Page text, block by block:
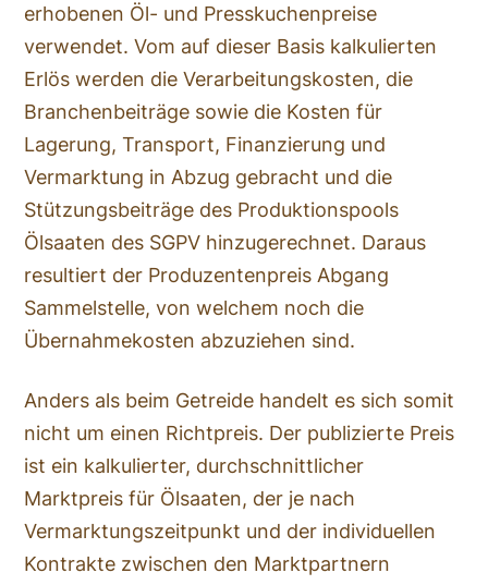
erhobenen Öl- und Presskuchenpreise
verwendet. Vom auf dieser Basis kalkulierten
Erlös werden die Verarbeitungskosten, die
Branchenbeiträge sowie die Kosten für
Lagerung, Transport, Finanzierung und
Vermarktung in Abzug gebracht und die
Stützungsbeiträge des Produktionspools
Ölsaaten des SGPV hinzugerechnet. Daraus
resultiert der Produzentenpreis Abgang
Sammelstelle, von welchem noch die
Übernahmekosten abzuziehen sind.
Anders als beim Getreide handelt es sich somit
nicht um einen Richtpreis. Der publizierte Preis
ist ein kalkulierter, durchschnittlicher
Marktpreis für Ölsaaten, der je nach
Vermarktungszeitpunkt und der individuellen
Kontrakte zwischen den Marktpartnern